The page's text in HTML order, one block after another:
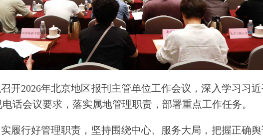
2026年北京地区报刊主管单位工作会议，深入学习习
话会议要求，落实属地管理职责，部署重点工作任务。
行好管理职责，坚持围绕中心、服务大局，把握正确舆